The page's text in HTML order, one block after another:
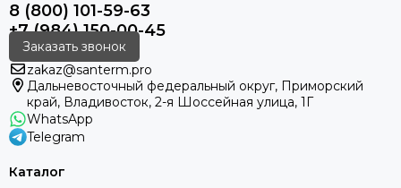
8 (800) 101-59-63
+7 (984) 150-00-45
Заказать звонок
zakaz@santerm.pro
Дальневосточный федеральный округ, Приморский
край, Владивосток, 2-я Шоссейная улица, 1Г
WhatsApp
Telegram
Каталог